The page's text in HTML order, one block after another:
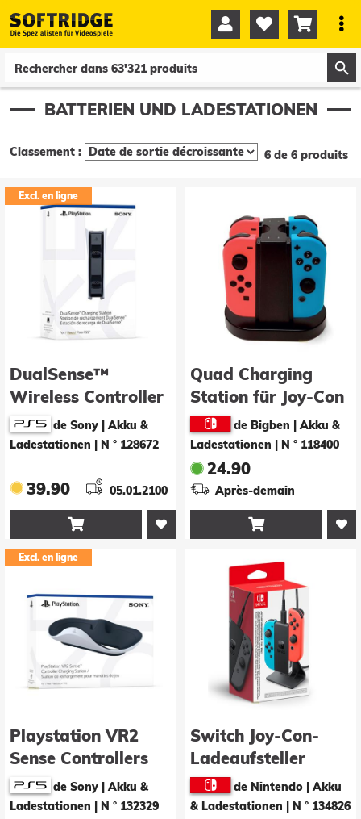
   
BATTERIEN UND LADESTATIONEN
Classement : 6 de 6 produits
Excl. en ligne
DualSense™
Wireless Controller
Charging Station
(DOP26)
de Sony | Akku &
Ladestationen
N ° 128672
39.90 05.01.2100

Quad Charging
Station für Joy-Con
de Bigben | Akku &
Ladestationen
N ° 118400
24.90
Après-demain

Excl. en ligne
Playstation VR2
Sense Controllers
Charging Station
de Sony | Akku &
Ladestationen
N ° 132329
Switch Joy-Con-
Ladeaufsteller
de Nintendo | Akku
& Ladestationen
N ° 134826